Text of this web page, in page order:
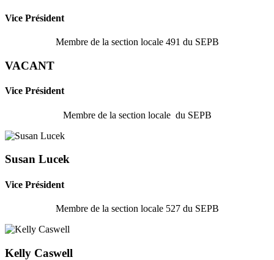
Vice Président
Membre de la section locale 491 du SEPB
VACANT
Vice Président
Membre de la section locale du SEPB
Susan Lucek
Vice Président
Membre de la section locale 527 du SEPB
Kelly Caswell